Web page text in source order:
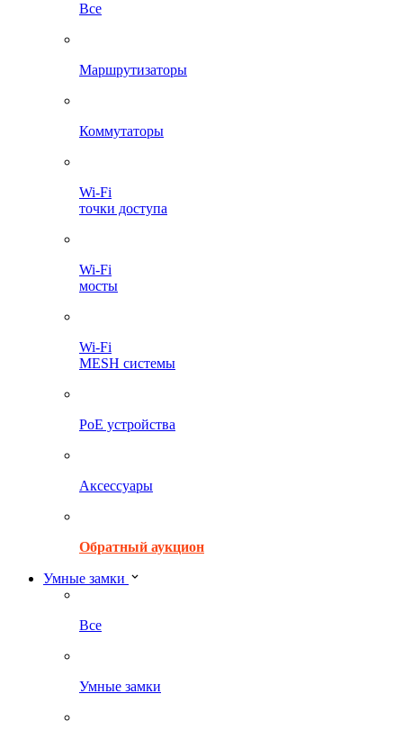
Все
Маршрутизаторы
Коммутаторы
Wi-Fi
точки доступа
Wi-Fi
мосты
Wi-Fi
MESH системы
PoE устройства
Аксессуары
Обратный аукцион
Умные замки
Все
Умные замки